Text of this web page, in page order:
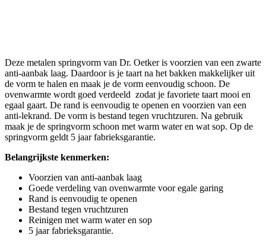
Deze metalen springvorm van Dr. Oetker is voorzien van een zwarte
anti-aanbak laag. Daardoor is je taart na het bakken makkelijker uit
de vorm te halen en maak je de vorm eenvoudig schoon. De
ovenwarmte wordt goed verdeeld zodat je favoriete taart mooi en
egaal gaart. De rand is eenvoudig te openen en voorzien van een
anti-lekrand. De vorm is bestand tegen vruchtzuren. Na gebruik
maak je de springvorm schoon met warm water en wat sop. Op de
springvorm geldt 5 jaar fabrieksgarantie.
Belangrijkste kenmerken:
Voorzien van anti-aanbak laag
Goede verdeling van ovenwarmte voor egale garing
Rand is eenvoudig te openen
Bestand tegen vruchtzuren
Reinigen met warm water en sop
5 jaar fabrieksgarantie.